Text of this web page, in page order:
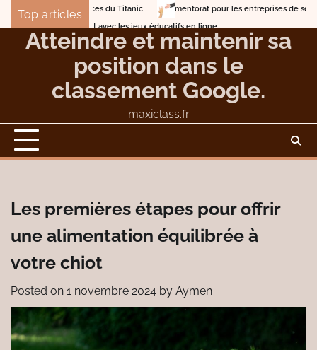
Skip
content
Top articles
mentorat pour les entreprises de services
Lune de miel en mer sur les traces du Titanic
Atteindre et maintenir sa
position dans le
classement Google.
maxiclass.fr
Les premières étapes pour offrir
une alimentation équilibrée à
votre chiot
Posted on 1 novembre 2024 by Aymen